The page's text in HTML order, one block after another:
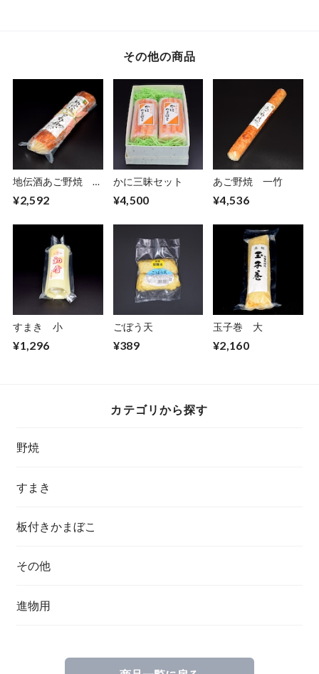
その他の商品
地伝酒あご野焼 半
¥2,592
かに三昧セット
¥4,500
あご野焼 一竹
¥4,536
すまき 小
¥1,296
ごぼう天
¥389
玉子巻 大
¥2,160
カテゴリから探す
野焼
すまき
板付きかまぼこ
その他
進物用